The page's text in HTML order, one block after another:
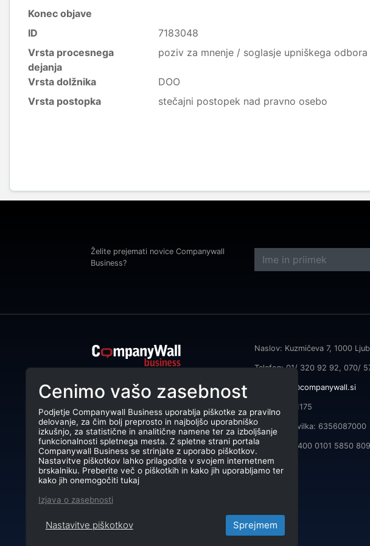
Konec objave
ID
7183048
Vrsta procesnega
dejanja
poziv za mnenje / soglasje upniškega odbora
Vrsta dolžnika
DOO
Vrsta postopka
stečajni postopek nad pravno osebo
Želite prejemati novice Companywall
Business?
podjetjem pomaga izboljšati
poslovanje z iskanjem in povezovanjem
strank.
CompanyWall Business © 2026
Naslov: Kuzmičeva 7, 1000
Telefon: 01/ 320 92 92, 070/
info@companywall.si
DŠ: SI55591175
Matična številka: 6356087000
TRR: SI56 3400 0101 5850 809
Cenimo vašo zasebnost
Podjetje Companywall Business uporablja piškotke za pravilno
delovanje, za čim bolj preprosto in najboljšo uporabniško
izkušnjo, za statistične in analitične namene ter za izboljšanje
funkcionalnosti spletnega mesta. Z spletne strani portala
Companywall Business se strinjate z uporabo piškotkov.
Nastavitve piškotkov lahko prilagodite v svojem internetnem
brskalniku. Preberite več o piškotkih in kako jih uporabljamo ter
kako jih onemogočiti tukaj
Izjava o zasebnosti
Nastavitve piškotkov Sprejmem